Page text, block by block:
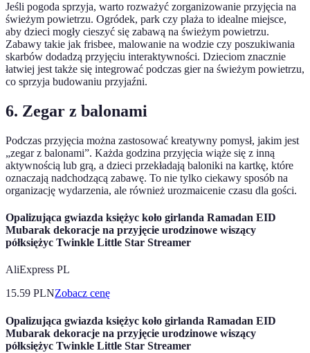
Jeśli pogoda sprzyja, warto rozważyć zorganizowanie przyjęcia na
świeżym powietrzu. Ogródek, park czy plaża to idealne miejsce,
aby dzieci mogły cieszyć się zabawą na świeżym powietrzu.
Zabawy takie jak frisbee, malowanie na wodzie czy poszukiwania
skarbów dodadzą przyjęciu interaktywności. Dzieciom znacznie
łatwiej jest także się integrować podczas gier na świeżym powietrzu,
co sprzyja budowaniu przyjaźni.
6. Zegar z balonami
Podczas przyjęcia można zastosować kreatywny pomysł, jakim jest
„zegar z balonami”. Każda godzina przyjęcia wiąże się z inną
aktywnością lub grą, a dzieci przekładają baloniki na kartkę, które
oznaczają nadchodzącą zabawę. To nie tylko ciekawy sposób na
organizację wydarzenia, ale również urozmaicenie czasu dla gości.
Opalizująca gwiazda księżyc koło girlanda Ramadan EID
Mubarak dekoracje na przyjęcie urodzinowe wiszący
półksiężyc Twinkle Little Star Streamer
AliExpress PL
15.59 PLNZobacz cenę
Opalizująca gwiazda księżyc koło girlanda Ramadan EID
Mubarak dekoracje na przyjęcie urodzinowe wiszący
półksiężyc Twinkle Little Star Streamer